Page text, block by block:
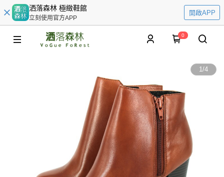
洒落森林 極緻鞋館
立刻使用官方APP
開啟APP
0
1/4